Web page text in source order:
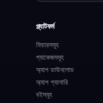
প্ল্যাটফর্ম
ফিচারসমূহ
প্যাকেজসমূহ
অ্যাপ ডাউনলোড
অ্যাপ গ্যালারি
বইসমূহ